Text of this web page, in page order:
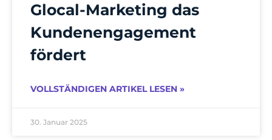
Glocal-Marketing das
Kundenengagement
fördert
VOLLSTÄNDIGEN ARTIKEL LESEN »
30. Januar 2025